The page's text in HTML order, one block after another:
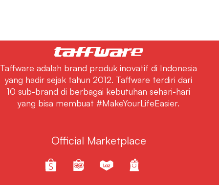
Taffware adalah brand produk inovatif di Indonesia
yang hadir sejak tahun 2012. Taffware terdiri dari
10 sub-brand di berbagai kebutuhan sehari-hari
yang bisa membuat #MakeYourLifeEasier.
Official Marketplace